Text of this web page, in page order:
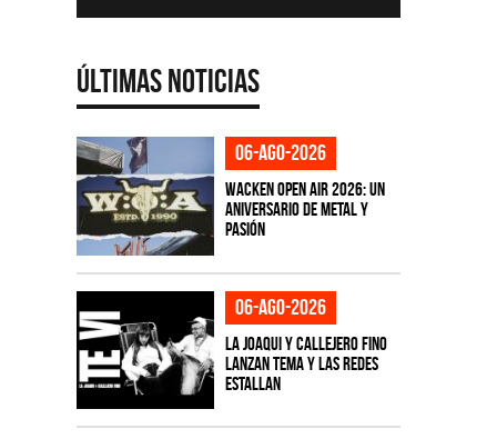
Últimas Noticias
06-ago-2026
Wacken Open Air 2026: Un
aniversario de metal y
pasión
06-ago-2026
La Joaqui y Callejero Fino
lanzan tema y las redes
estallan